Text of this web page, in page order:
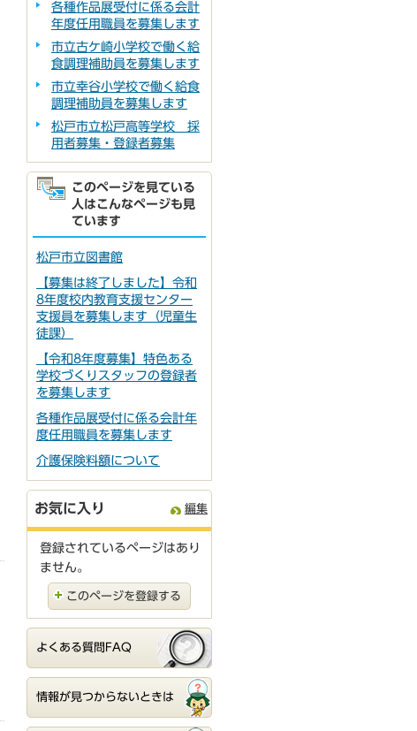
各種作品展受付に係る会計
年度任用職員を募集します
市立古ケ崎小学校で働く給
食調理補助員を募集します
市立幸谷小学校で働く給食
調理補助員を募集します
松戸市立松戸高等学校 採
用者募集・登録者募集
このページを見ている
人はこんなページも見
ています
松戸市立図書館
【募集は終了しました】令和
8年度校内教育支援センター
支援員を募集します（児童生
徒課）
【令和8年度募集】特色ある
学校づくりスタッフの登録者
を募集します
各種作品展受付に係る会計年
度任用職員を募集します
介護保険料額について
お気に入り 編集
登録されているページはあり
ません。
このページを登録する
よくある質問FAQ
情報が見つからないときは